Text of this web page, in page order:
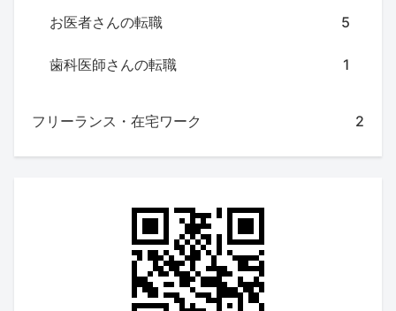
お医者さんの転職 5
歯科医師さんの転職 1
フリーランス・在宅ワーク 2